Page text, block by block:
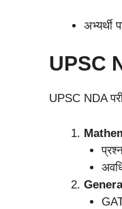
अभ्यर्थी
UPSC
UPSC NDA